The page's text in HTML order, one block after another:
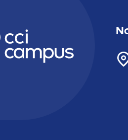
La formation qui vous ressemble